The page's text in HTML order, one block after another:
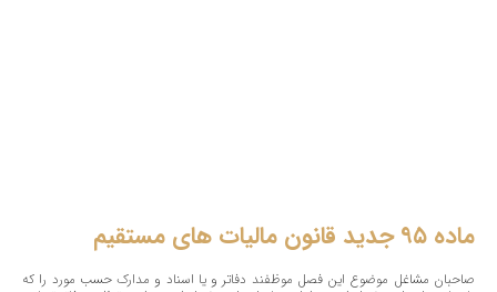
ماده ۹۵ جدید قانون مالیات های مستقیم
صاحبان مشاغل موضوع این فصل موظفند دفاتر و یا اسناد و مدارک حسب مورد را که